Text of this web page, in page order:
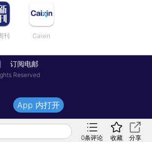
刊 Caixin
订阅电邮
Reserved
App 内打开
0条评论 收藏 分享